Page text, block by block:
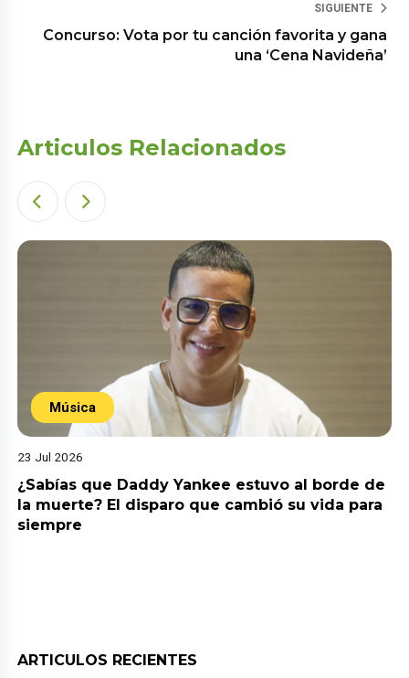
SIGUIENTE
Concurso: Vota por tu canción favorita y gana
una ‘Cena Navideña’
Articulos Relacionados
Música
23 Jul 2026
¿Sabías que Daddy Yankee estuvo al borde de
la muerte? El disparo que cambió su vida para
siempre
ARTICULOS RECIENTES